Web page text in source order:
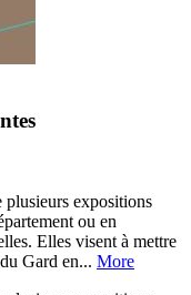
plusieurs expositions
ou en
Elles visent à mettre
Gard en... More